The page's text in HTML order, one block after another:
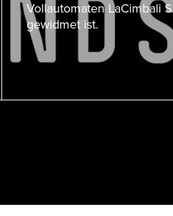
Vollautomaten LaCimbali
gewidmet ist.